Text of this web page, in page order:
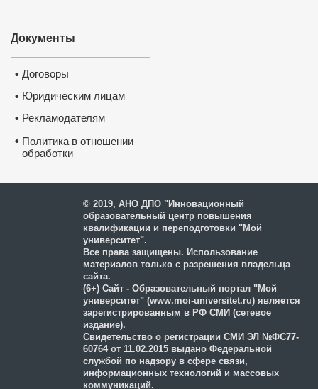
Документы
• Договоры
• Юридическим лицам
• Рекламодателям
• Политика в отношении
обработки
© 2019, АНО ДПО "Инновационный
образовательный центр повышения
квалификации и переподготовки "Мой
университет".
Все права защищены. Использование
материалов только с разрешения владельца
сайта.
(6+) Сайт - Образовательный портал "Мой
университет" (www.moi-universitet.ru) является
зарегистрированным в РФ СМИ (сетевое
издание).
Свидетельство о регистрации СМИ ЭЛ №ФС77-
60764 от 11.02.2015 выдано Федеральной
службой по надзору в сфере связи,
информационных технологий и массовых
коммуникаций.